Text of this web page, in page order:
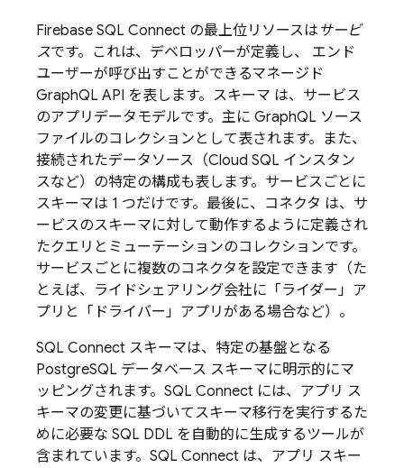
Firebase SQL Connect の最上位リソースは サービ
スです。これは、デベロッパーが定義し、 エンド
ユーザーが呼び出すことができるマネージド
GraphQL API を表します。スキーマ は、サービス
のアプリデータモデルです。主に GraphQL ソース
ファイルのコレクションとして表されます。また、
接続されたデータソース（Cloud SQL インスタン
スなど）の特定の構成も表します。サービスごとに
スキーマは 1 つだけです。最後に、コネクタ は、サ
ービスのスキーマに対して動作するように定義され
たクエリとミューテーションのコレクションです。
サービスごとに複数のコネクタを設定できます（た
とえば、ライドシェアリング会社に「ライダー」ア
プリと「ドライバー」アプリがある場合など）。
SQL Connect スキーマは、特定の基盤となる
PostgreSQL データベース スキーマに明示的にマ
ッピングされます。 SQL Connect には、アプリ ス
キーマの変更に基づいてスキーマ移行を実行するた
めに必要な SQL DDL を自動的に生成するツールが
含まれています。SQL Connect は、アプリ スキー